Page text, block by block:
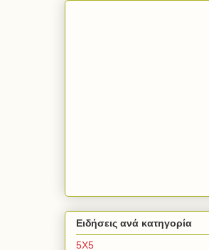
Ειδήσεις ανά κατηγορία
5Χ5